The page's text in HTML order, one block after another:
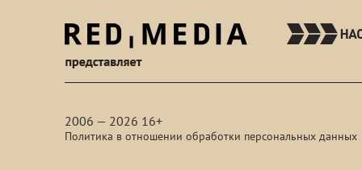
2006 — 2026 16+
Политика в отношении обработки персональных данных